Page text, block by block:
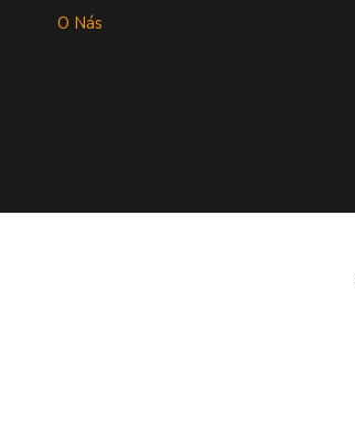
O Nás